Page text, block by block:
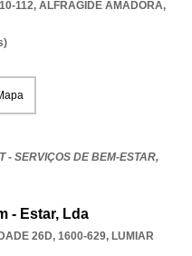
112, ALFRAGIDE AMADORA,
- SERVIÇOS DE BEM-ESTAR,
- Estar, Lda
26D, 1600-629, LUMIAR